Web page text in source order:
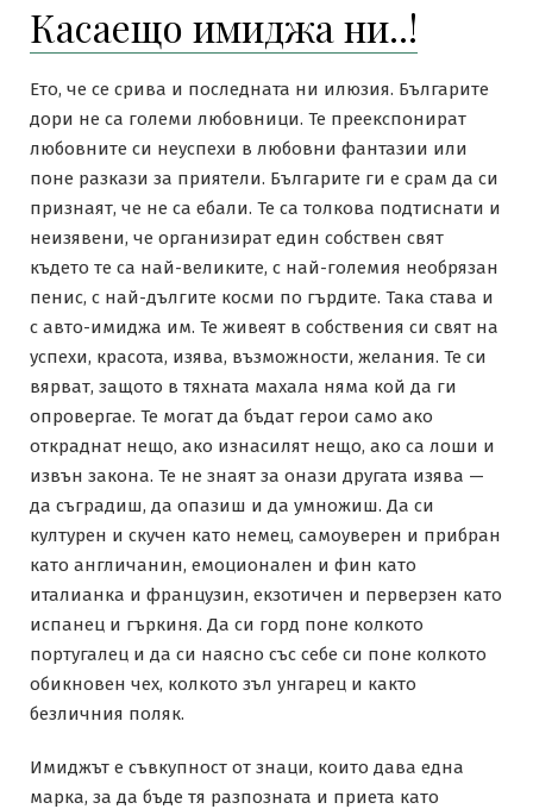
Касаещо имиджа ни..!
Ето, че се срива и последната ни илюзия. Българите
дори не са големи любовници. Те преекспонират
любовните си неуспехи в любовни фантазии или
поне разкази за приятели. Българите ги е срам да си
признаят, че не са ебали. Те са толкова подтиснати и
неизявени, че организират един собствен свят
където те са най-великите, с най-големия необрязан
пенис, с най-дългите косми по гърдите. Така става и
с авто-имиджа им. Те живеят в собствения си свят на
успехи, красота, изява, възможности, желания. Те си
вярват, защото в тяхната махала няма кой да ги
опровергае. Те могат да бъдат герои само ако
откраднат нещо, ако изнасилят нещо, ако са лоши и
извън закона. Те не знаят за онази другата изява —
да съградиш, да опазиш и да умножиш. Да си
културен и скучен като немец, самоуверен и прибран
като англичанин, емоционален и фин като
италианка и французин, екзотичен и перверзен като
испанец и гъркиня. Да си горд поне колкото
португалец и да си наясно със себе си поне колкото
обикновен чех, колкото зъл унгарец и както
безличния поляк.
Имиджът е съвкупност от знаци, които дава една
марка, за да бъде тя разпозната и приета като